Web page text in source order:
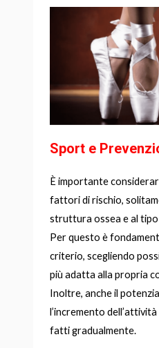
Sport e
È importante
fattori di rischio,
struttura ossea e al
Per questo è
criterio, scegliendo
più adatta alla propria
Inoltre, anche il
l’incremento
fatti gradualmente.